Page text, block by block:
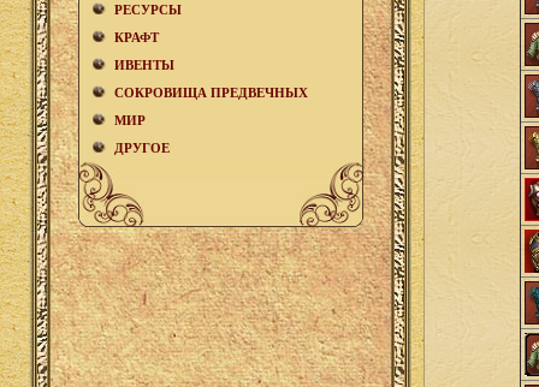
РЕСУРСЫ
КРАФТ
ИВЕНТЫ
СОКРОВИЩА ПРЕДВЕЧНЫХ
МИР
ДРУГОЕ